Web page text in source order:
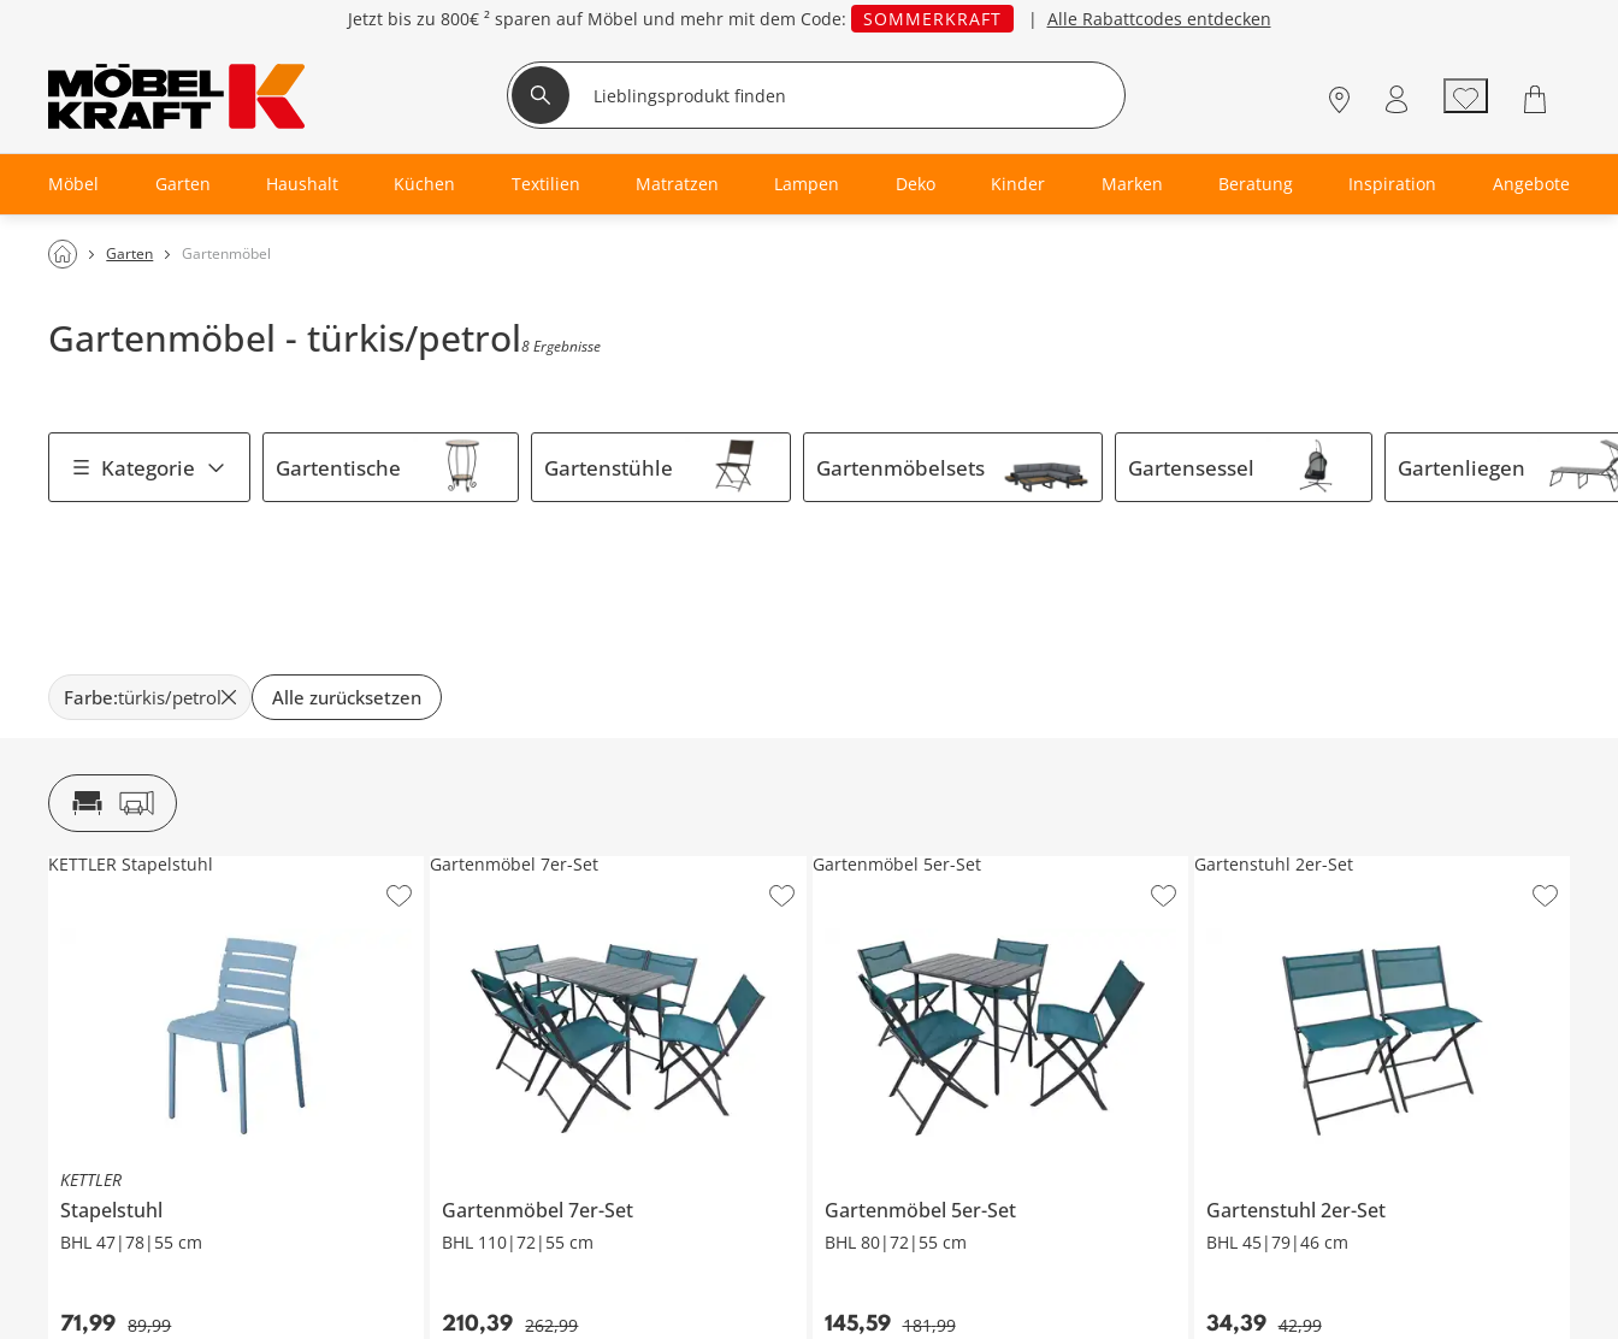
Jetzt bis zu 800€ ² sparen auf Möbel und mehr mit dem Code: SOMMERKRAFT | Alle Rabattcodes entdecken
Möbel Garten Haushalt Küchen Textilien Matratzen Lampen Deko Kinder Marken Beratung Inspiration Angebote
Garten Gartenmöbel
Gartenmöbel - türkis/petrol8 Ergebnisse
Kategorie Gartentische Gartenstühle Gartenmöbelsets Gartensessel Gartenliegen
Farbe:türkis/petrol Alle zurücksetzen
KETTLER
Stapelstuhl
BHL 47|78|55 cm
71,99 89,99
KETTLER Stapelstuhl
Gartenmöbel 7er-Set
BHL 110|72|55 cm
210,39 262,99
Gartenmöbel 7er-Set
Gartenmöbel 5er-Set
BHL 80|72|55 cm
145,59 181,99
Gartenmöbel 5er-Set
Gartenstuhl 2er-Set
BHL 45|79|46 cm
34,39 42,99
Gartenstuhl 2er-Set